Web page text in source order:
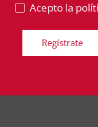
Acepto la
Regístrate